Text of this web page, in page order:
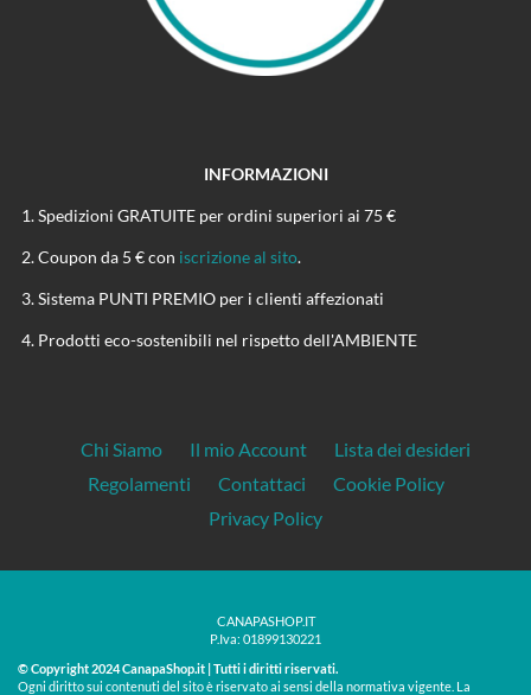
INFORMAZIONI
Spedizioni GRATUITE per ordini superiori ai 75 €
Coupon da 5 € con iscrizione al sito.
Sistema PUNTI PREMIO per i clienti affezionati
Prodotti eco-sostenibili nel rispetto dell'AMBIENTE
Chi Siamo Il mio Account
Lista dei desideri
Regolamenti
Contattaci
Cookie Policy
Privacy Policy
CANAPASHOP.IT
P.Iva: 01899130221
© Copyright 2024 CanapaShop.it | Tutti i diritti riservati.
Ogni diritto sui contenuti del sito è riservato ai sensi della normativa vigente. La